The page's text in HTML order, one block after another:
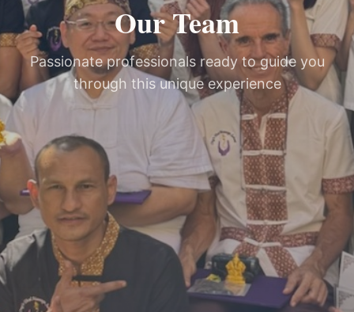
Our Team
Passionate professionals ready to guide you
through this unique experience